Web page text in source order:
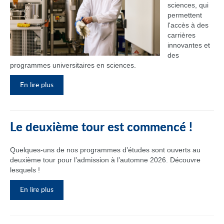
sciences, qui
permettent
l'accès à des
carrières
innovantes et
des
programmes universitaires en sciences.
En lire plus
Le deuxième tour est commencé !
Quelques-uns de nos programmes d’études sont ouverts au
deuxième tour pour l’admission à l’automne 2026. Découvre
lesquels !
En lire plus